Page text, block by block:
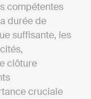
compétentes
durée de
suffisante, les
clôture
cruciale